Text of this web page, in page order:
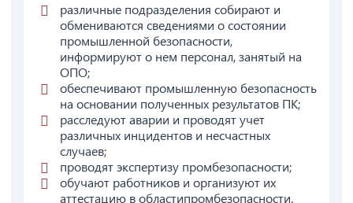
различные подразделения собирают и
обмениваются сведениями о состоянии
промышленной безопасности,
информируют о нем персонал, занятый на
ОПО;
обеспечивают промышленную безопасность
на основании полученных результатов ПК;
расследуют аварии и проводят учет
различных инцидентов и несчастных
случаев;
проводят экспертизу промбезопасности;
обучают работников и организуют их
аттестацию в областипромбезопасности.